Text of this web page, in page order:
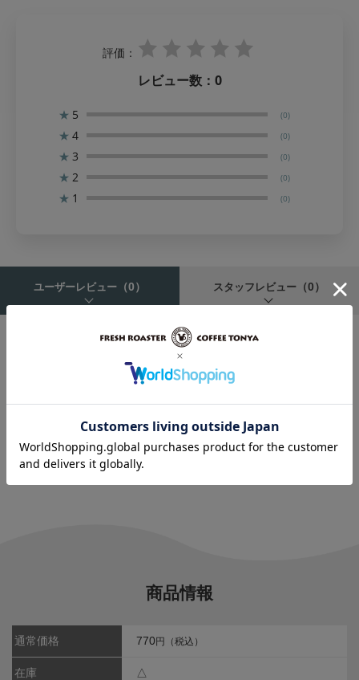
評価：
レビュー数： 0
★ 5 (0)
★ 4 (0)
★ 3 (0)
★ 2 (0)
★ 1 (0)
ユーザーレビュー （0） スタッフレビュー （0）
レビューはありません。
※レビューを書くには
商品情報
通常価格 770円（税込）
在庫 △